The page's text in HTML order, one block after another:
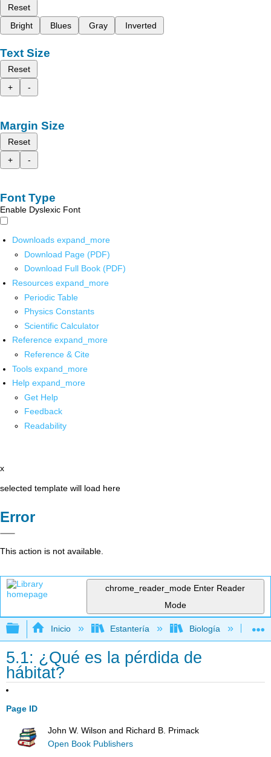
Reset
Bright
Blues Gray Inverted
Text Size
Reset
+
-
Margin Size
Reset
+
-
Font Type
Enable Dyslexic Font
Downloads expand_more
Download Page (PDF)
Download Full Book (PDF)
Resources expand_more
Periodic Table
Physics Constants
Scientific Calculator
Reference expand_more
Reference & Cite
Tools expand_more
Help expand_more
Get Help
Feedback
Readability
x
selected template will load here
Error
This action is not available.
chrome_reader_mode Enter Reader
Mode
Expandir/contraer jerarquía global
Inicio Estantería Biología
5.1: ¿Qué es la pérdida de
hábitat?
Page ID
John W. Wilson and Richard B. Primack
Open Book Publishers